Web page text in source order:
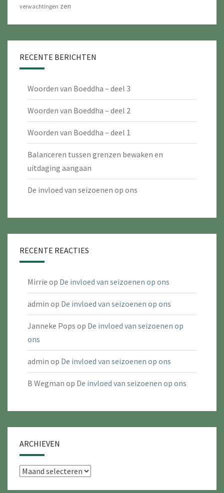
verwachtingen zen
RECENTE BERICHTEN
Woorden van Boeddha – deel 3
Woorden van Boeddha – deel 2
Woorden van Boeddha – deel 1
Balanceren tussen grenzen bewaken en
uitdaging aangaan
De invloed van seizoenen op ons
RECENTE REACTIES
Mirrie op De invloed van seizoenen op ons
admin op De invloed van seizoenen op ons
Janneke Pops op De invloed van seizoenen op
ons
admin op De invloed van seizoenen op ons
B Wegman op De invloed van seizoenen op ons
ARCHIEVEN
Archieven